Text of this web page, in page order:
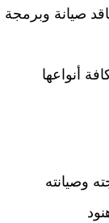
صيانة وبرمجة
أنواعها
وصيانته